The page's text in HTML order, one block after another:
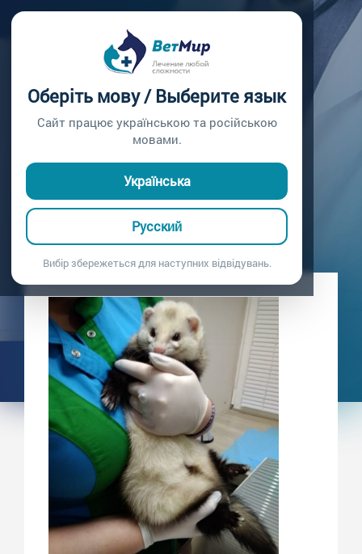
Оберіть мову / Выберите язык
Сайт працює українською та російською
мовами.
Українська
Русский
Вибір збережеться для наступних відвідувань.
ВАКЦИНАЦИЯ
ХОРЬКА
19.01.2021